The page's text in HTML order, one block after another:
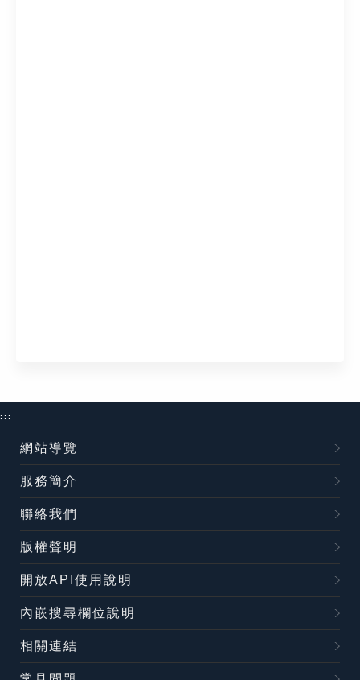
:::
網站導覽
服務簡介
聯絡我們
版權聲明
開放API使用說明
內嵌搜尋欄位說明
相關連結